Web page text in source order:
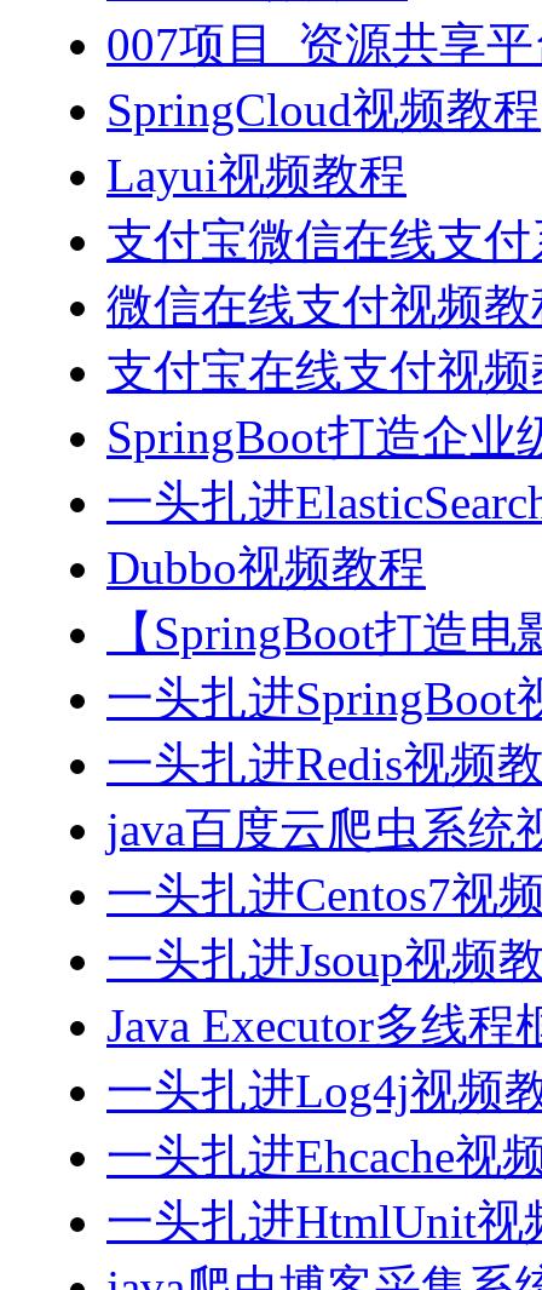
007项目_资源共享
SpringCloud视频教程
Layui视频教程
支付宝微信在线支
微信在线支付视频教
支付宝在线支付视
SpringBoot打造企业
一头扎进
Dubbo视频教程
【SpringBoot打造
一头扎进SpringBoot
一头扎进Redis视频
java百度云爬虫系统
一头扎进Centos7视
一头扎进Jsoup视频
Java Executor多线
一头扎进Log4j视频
一头扎进Ehcache视
一头扎进HtmlUnit视